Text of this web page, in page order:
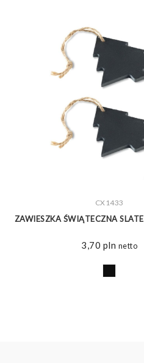
ZOBACZ WIĘCEJ
CX1433
ZAWIESZKA ŚWIĄTECZNA
3,70 pln netto